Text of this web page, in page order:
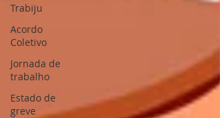
Trabiju
Acordo
Coletivo
Jornada de
trabalho
Estado de
greve